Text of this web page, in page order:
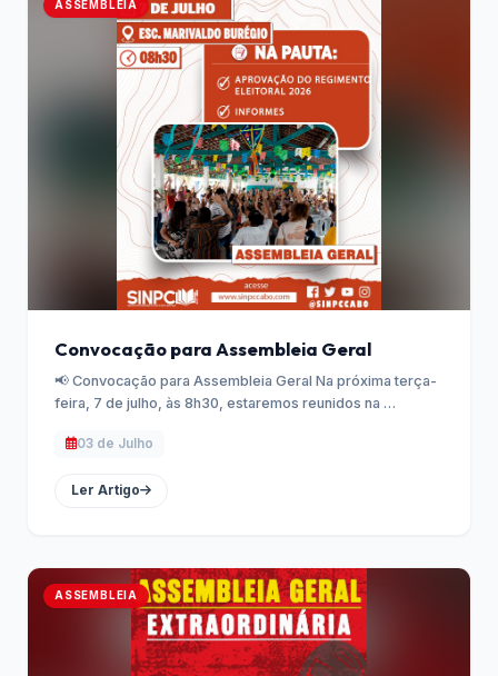
ASSEMBLEIA
Convocação para Assembleia Geral
📢 Convocação para Assembleia Geral Na próxima terça-
feira, 7 de julho, às 8h30, estaremos reunidos na …
03 de Julho
Ler Artigo
ASSEMBLEIA